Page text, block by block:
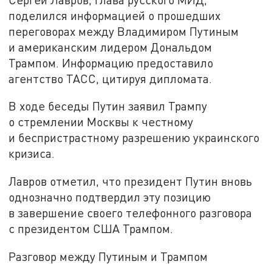
поделился информацией о прошедших
переговорах между Владимиром Путиным
и американским лидером Дональдом
Трампом. Информацию предоставило
агентство ТАСС, цитируя дипломата.
В ходе беседы Путин заявил Трампу
о стремлении Москвы к честному
и беспристрастному разрешению украинского
кризиса.
Лавров отметил, что президент Путин вновь
однозначно подтвердил эту позицию
в завершение своего телефонного разговора
с президентом США Трампом.
Разговор между Путиным и Трампом